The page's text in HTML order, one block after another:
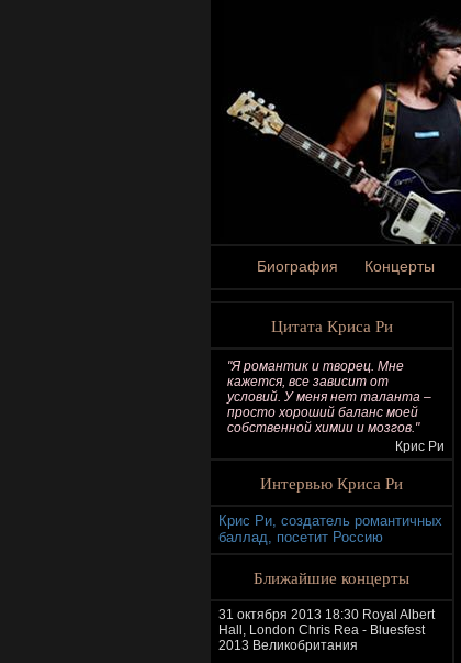
Биография Концерты
Цитата Криса Ри
"Я романтик и творец. Мне
кажется, все зависит от
условий. У меня нет таланта –
просто хороший баланс моей
собственной химии и мозгов."
Крис Ри
Интервью Криса Ри
Крис Ри, создатель романтичных
баллад, посетит Россию
Ближайшие концерты
31 октября 2013 18:30 Royal Albert
Hall, London Chris Rea - Bluesfest
2013 Великобритания